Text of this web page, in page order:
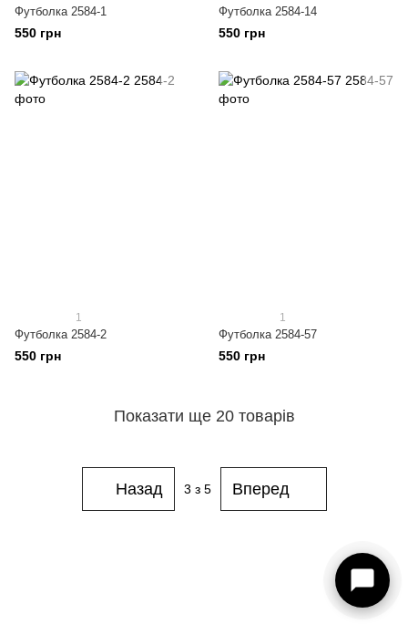
Футболка 2584-1
550 грн
Футболка 2584-14
550 грн
1
Футболка 2584-2
550 грн
1
Футболка 2584-57
550 грн
Показати ще 20 товарів
Назад 3 з 5 Вперед